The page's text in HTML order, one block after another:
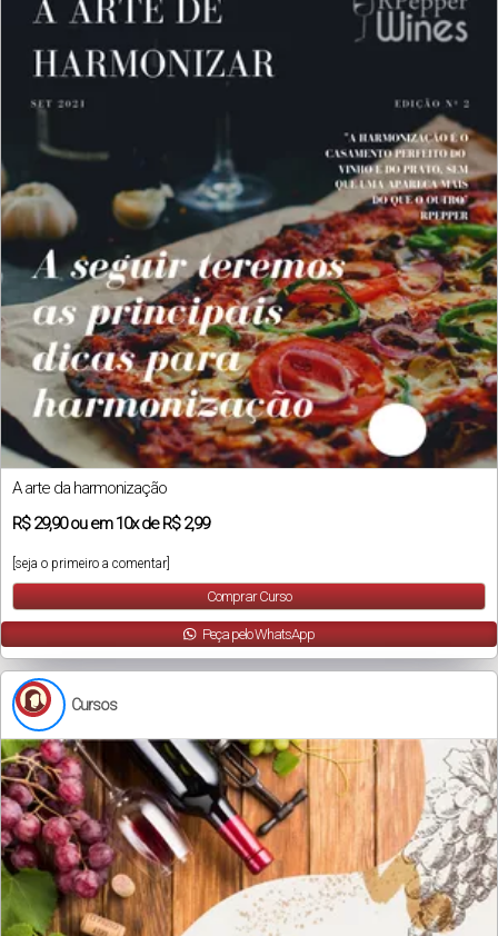
A arte da harmonização
R$29,90ou em10xde R$ 2,99
[seja o primeiro a comentar]
Comprar Curso
Peça pelo WhatsApp
Cursos